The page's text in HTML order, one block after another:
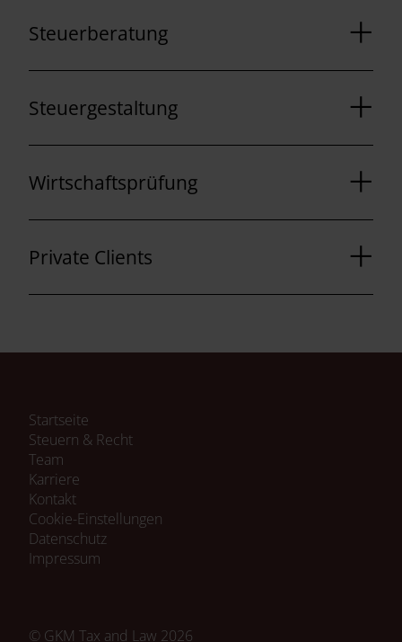
Steuerberatung
Steuergestaltung
Wirtschaftsprüfung
Private Clients
Navigation
überspringen
Startseite
Steuern & Recht
Team
Karriere
Kontakt
Cookie-Einstellungen
Navigation
überspringen
Datenschutz
Impressum
© GKM Tax and Law 2026